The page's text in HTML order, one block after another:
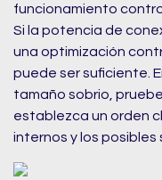
funcionamiento
Si la potencia de
una optimización
puede ser suficiente.
tamaño sobrio,
establezca un orden
internos y los posibles